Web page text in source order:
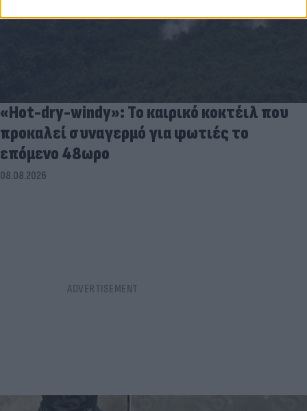
«Hot-dry-windy»: Το καιρικό κοκτέιλ που
προκαλεί συναγερμό για φωτιές το
επόμενο 48ωρο
08.08.2026